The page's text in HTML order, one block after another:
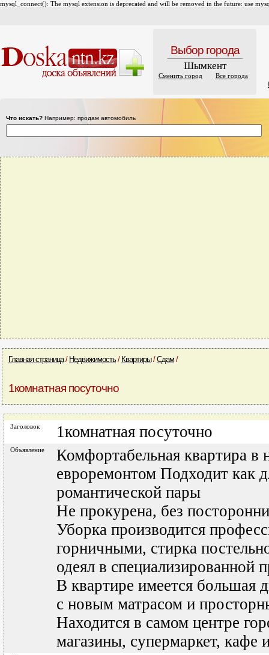
mysql_connect(): The mysql extension is deprecated and will be removed in the future: use
Выбор города
Шымкент
Сменить город
Все города
Что искать? Например: продам автомобиль
Главная страница/ Недвижимость/ Квартиры/Сдам /
1комнатная посуточно
Заголовок 1комнатная посуточно
Объявление
Комфортабельная квартира
евроремонтом Подходит как
романтической пары
Не прокурена, без
Уборка производится
горничными, стирка
одеял в специализированной
В квартире имеется большая
с новым матрасом и
Находится в самом центре
магазины, супермаркет, кафе